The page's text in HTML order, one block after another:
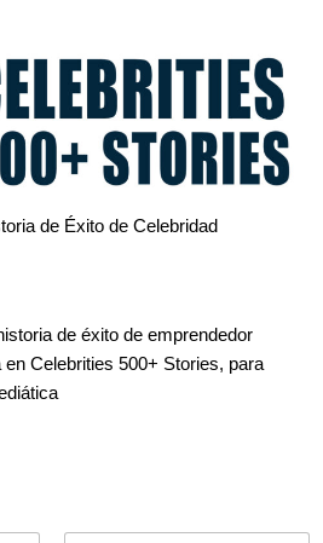
de Éxito de Celebridad
de éxito de emprendedor
Celebrities 500+ Stories, para